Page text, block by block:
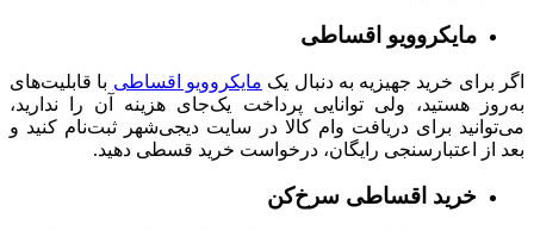
مایکروویو اقساطی
اگر برای خرید جهیزیه به دنبال یک مایکروویو اقساطی با قابلیت‌‌های
به‌روز هستید، ولی توانایی پرداخت یک‌جای هزینه آن را ندارید،
می‌توانید برای دریافت وام کالا در سایت دیجی‌شهر ثبت‌نام کنید و
بعد از اعتبارسنجی رایگان، درخواست خرید قسطی دهید.
خرید اقساطی سرخ‌کن